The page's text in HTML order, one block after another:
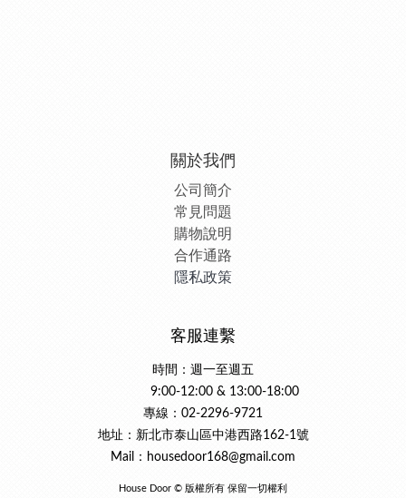
關於我們
公司簡介
常見問題
購物說明
合作通路
隱私政策
客服連繫
時間：週一至週五
9:00-12:00 & 13:00-18:00
專線：02-2296-9721
地址：新北市泰山區中港西路162-1號
Mail：housedoor168@gmail.com
House Door © 版權所有 保留一切權利